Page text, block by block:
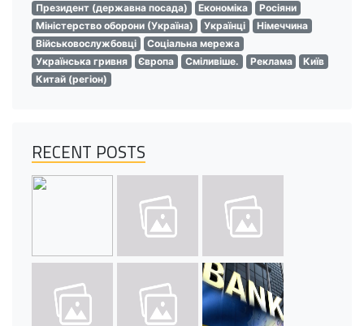
Президент (державна посада)
Економіка
Росіяни
Міністерство оборони (Україна)
Українці
Німеччина
Військовослужбовці
Соціальна мережа
Українська гривня
Європа Сміливіше. Реклама
Київ
Китай (регіон)
RECENT POSTS